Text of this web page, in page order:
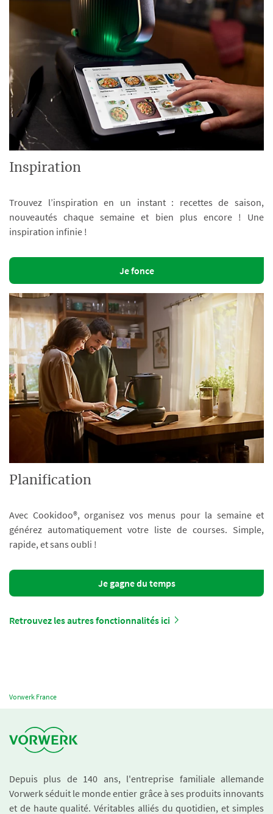
Inspiration
Trouvez l’inspiration en un instant : recettes de saison,
nouveautés chaque semaine et bien plus encore ! Une
inspiration infinie !
Je fonce
Planification
Avec Cookidoo®, organisez vos menus pour la semaine et
générez automatiquement votre liste de courses. Simple,
rapide, et sans oubli !
Je gagne du temps
Retrouvez les autres fonctionnalités ici
Vorwerk France
Depuis plus de 140 ans, l'entreprise familiale allemande
Vorwerk séduit le monde entier grâce à ses produits innovants
et de haute qualité. Véritables alliés du quotidien, et simples